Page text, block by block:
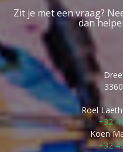
Zit je met een vraag?
dan
Roel
+32
Koen
+32